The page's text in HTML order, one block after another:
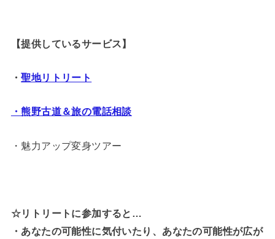
【提供しているサービス】
・聖地リトリート
・熊野古道＆旅の電話相談
・魅力アップ変身ツアー
☆リトリートに参加すると…
・ あなたの可能性に気付いたり、あなたの可能性が広が